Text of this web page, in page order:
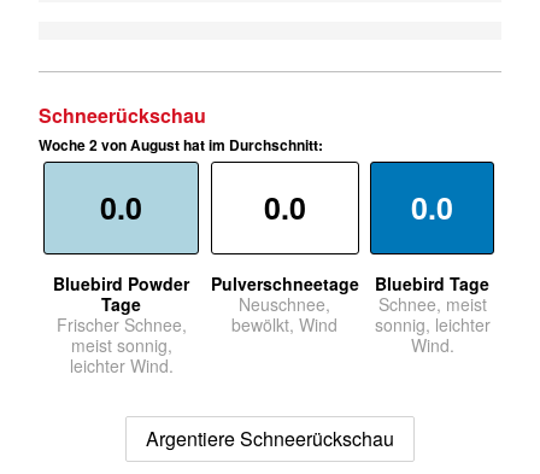
Schneerückschau
Woche 2 von August hat im Durchschnitt:
0.0
Bluebird Powder
Tage
Frischer Schnee,
meist sonnig,
leichter Wind.
0.0
Pulverschneetage
Neuschnee,
bewölkt, Wind
0.0
Bluebird Tage
Schnee, meist
sonnig, leichter
Wind.
Argentiere Schneerückschau